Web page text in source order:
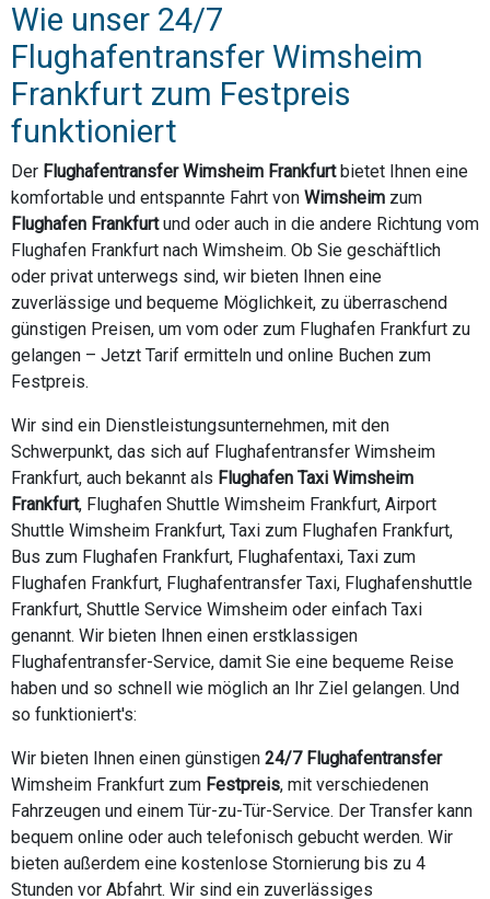
Wie unser 24/7
Flughafentransfer Wimsheim
Frankfurt zum Festpreis
funktioniert
Der Flughafentransfer Wimsheim Frankfurtbietet Ihnen eine
komfortable und entspannte Fahrt von Wimsheim zum
Flughafen Frankfurtund oder auch in die andere Richtung vom
Flughafen Frankfurt nach Wimsheim. Ob Sie geschäftlich
oder privat unterwegs sind, wir bieten Ihnen eine
zuverlässige und bequeme Möglichkeit, zu überraschend
günstigen Preisen, um vom oder zum Flughafen Frankfurt zu
gelangen – Jetzt Tarif ermitteln und online Buchen zum
Festpreis.
Wir sind ein Dienstleistungsunternehmen, mit den
Schwerpunkt, das sich auf Flughafentransfer Wimsheim
Frankfurt, auch bekannt als Flughafen Taxi Wimsheim
Frankfurt, Flughafen Shuttle Wimsheim Frankfurt, Airport
Shuttle Wimsheim Frankfurt, Taxi zum Flughafen Frankfurt,
Bus zum Flughafen Frankfurt, Flughafentaxi, Taxi zum
Flughafen Frankfurt, Flughafentransfer Taxi, Flughafenshuttle
Frankfurt, Shuttle Service Wimsheim oder einfach Taxi
genannt. Wir bieten Ihnen einen erstklassigen
Flughafentransfer-Service, damit Sie eine bequeme Reise
haben und so schnell wie möglich an Ihr Ziel gelangen. Und
so funktioniert's:
Wir bieten Ihnen einen günstigen 24/7 Flughafentransfer
Wimsheim Frankfurt zum Festpreis, mit verschiedenen
Fahrzeugen und einem Tür-zu-Tür-Service. Der Transfer kann
bequem online oder auch telefonisch gebucht werden. Wir
bieten außerdem eine kostenlose Stornierung bis zu 4
Stunden vor Abfahrt. Wir sind ein zuverlässiges